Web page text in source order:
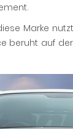
Marke
beruht auf